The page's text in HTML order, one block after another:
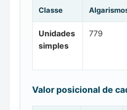
Classe
Unidades
simples
779
Valor posicional de